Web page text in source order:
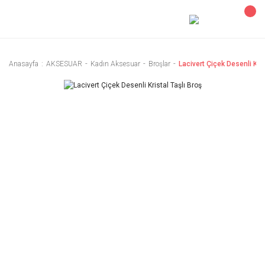
Anasayfa AKSESUAR Kadın Aksesuar Broşlar Lacivert Çiçek Desenli